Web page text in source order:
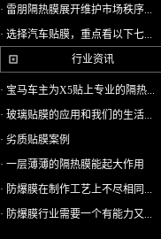
· 雷朋隔热膜展开维护市场秩序...
· 选择汽车贴膜，重点看以下七...
行业资讯
· 宝马车主为X5贴上专业的隔热...
· 玻璃贴膜的应用和我们的生活...
· 劣质贴膜案例
· 一层薄薄的隔热膜能起大作用
· 防爆膜在制作工艺上不尽相同...
· 防爆膜行业需要一个有能力又...